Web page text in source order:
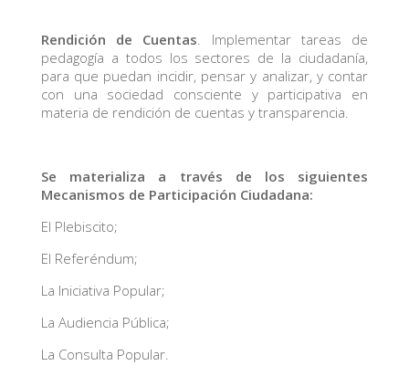
Rendición de Cuentas. Implementar tareas de
pedagogía a todos los sectores de la ciudadanía,
para que puedan incidir, pensar y analizar, y contar
con una sociedad consciente y participativa en
materia de rendición de cuentas y transparencia.
Se materializa a través de los siguientes
Mecanismos de Participación Ciudadana:
El Plebiscito;
El Referéndum;
La Iniciativa Popular;
La Audiencia Pública;
La Consulta Popular.